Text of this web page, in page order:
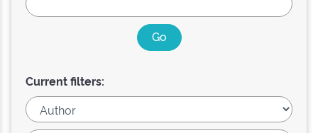
Current filters: